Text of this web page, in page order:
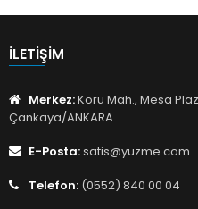
İLETIŞIM
Merkez:Koru Mah., Mesa
Çankaya/ANKARA
E-Posta:satis@yuzme.com
Telefon: (0552) 840 00 04